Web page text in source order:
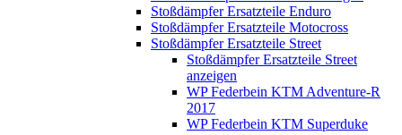
Stoßdämpfer Ersatzteile Enduro
Stoßdämpfer Ersatzteile Motocross
Stoßdämpfer Ersatzteile Street
Stoßdämpfer Ersatzteile Street
anzeigen
WP Federbein KTM Adventure-R
2017
WP Federbein KTM Superduke